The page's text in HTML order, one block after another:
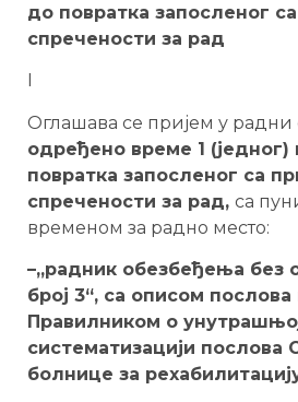
до повратка запосленог
спречености за рад
Оглашава се пријем у радни
одређено време 1
повратка запосленог са
спречености за рад, са
временом за радно место:
–„радник обезбеђења без
број 3“, са описом
Правилником о
систематизацији послова
болнице за